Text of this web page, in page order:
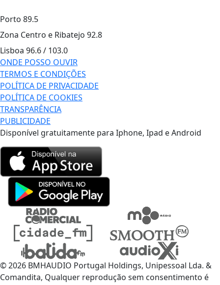
Porto 89.5
Zona Centro e Ribatejo 92.8
Lisboa 96.6 / 103.0
ONDE POSSO OUVIR
TERMOS E CONDIÇÕES
POLÍTICA DE PRIVACIDADE
POLÍTICA DE COOKIES
TRANSPARÊNCIA
PUBLICIDADE
Disponível gratuitamente para Iphone, Ipad e Android
© 2026 BMHAUDIO Portugal Holdings, Unipessoal Lda. &
Comandita, Qualquer reprodução sem consentimento é